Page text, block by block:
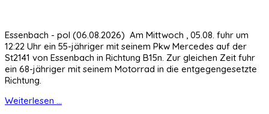
Essenbach - pol (06.08.2026) Am Mittwoch , 05.08. fuhr um
12:22 Uhr ein 55-jähriger mit seinem Pkw Mercedes auf der
St2141 von Essenbach in Richtung B15n. Zur gleichen Zeit fuhr
ein 68-jähriger mit seinem Motorrad in die entgegengesetzte
Richtung.
Weiterlesen ...